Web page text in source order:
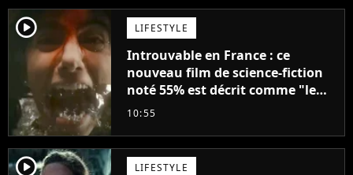
player2 LIFESTYLE
Introuvable en France : ce
nouveau film de science-fiction
noté 55% est décrit comme "le
plus stupide de l'année"
10:55
player2 LIFESTYLE